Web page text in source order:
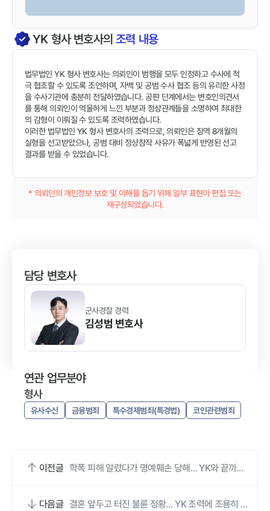
YK형사변호사의조력 내용
법무법인 YK 형사 변호사는 의뢰인이 범행을 모두 인정하고 수사에 적
극 협조할 수 있도록 조언하며, 자백 및 공범 수사 협조 등의 유리한 사정
을 수사기관에 충분히 전달하였습니다. 공판 단계에서는 변호인의견서
를 통해 의뢰인이 억울하게 느낀 부분과 정상관계들을 소명하여 최대한
의 감형이 이뤄질 수 있도록 조력하였습니다.
이러한 법무법인 YK 형사 변호사의 조력으로, 의뢰인은 징역 8개월의
실형을 선고받았으나, 공범 대비 정상참작 사유가 폭넓게 반영된 선고
결과를 받을 수 있었습니다.
* 의뢰인의 개인정보 보호 및 이해를 돕기 위해 일부 표현이 편집 또는
재구성되었습니다.
담당 변호사
군사경찰 경력
김성범 변호사
연관 업무분야
형사
유사수신 금융범죄 특수경제범죄(특경법) 코인관련범죄
이전글 학폭 피해 알렸다가 명예훼손 당해… YK와 끝까지
다음글 결혼 앞두고 터진 불륜 정황… YK 조력에 조용히 합